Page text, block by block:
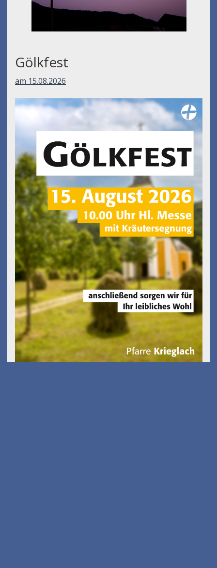
Umfall´n tut
Gölkfest
am 15.08.2026